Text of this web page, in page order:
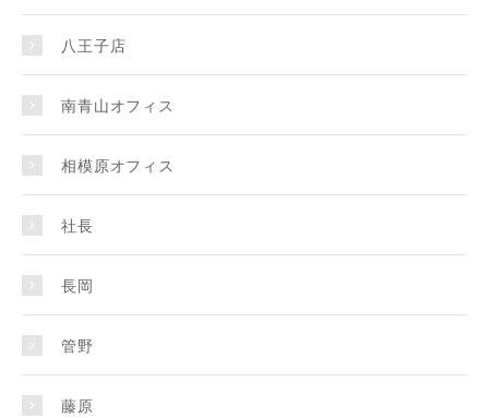
八王子店
南青山オフィス
相模原オフィス
社長
長岡
管野
藤原